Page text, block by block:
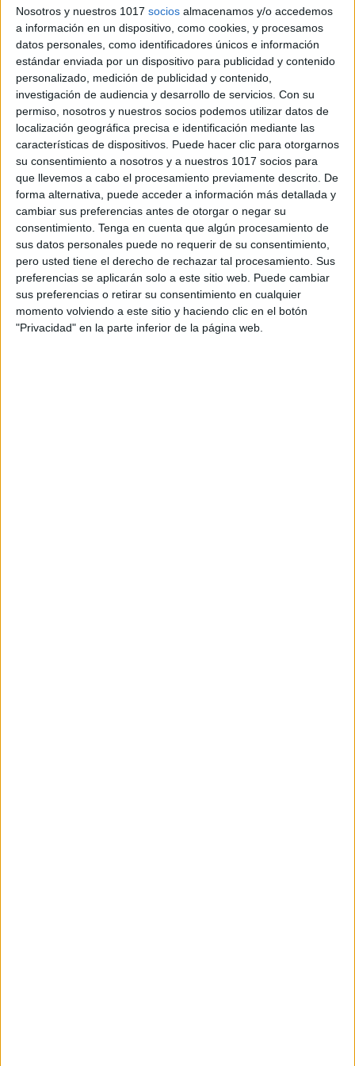
Nosotros y nuestros 1017 socios almacenamos y/o accedemos
a información en un dispositivo, como cookies, y procesamos
datos personales, como identificadores únicos e información
estándar enviada por un dispositivo para publicidad y contenido
personalizado, medición de publicidad y contenido,
investigación de audiencia y desarrollo de servicios. Con su
permiso, nosotros y nuestros socios podemos utilizar datos de
localización geográfica precisa e identificación mediante las
características de dispositivos. Puede hacer clic para otorgarnos
su consentimiento a nosotros y a nuestros 1017 socios para
que llevemos a cabo el procesamiento previamente descrito. De
forma alternativa, puede acceder a información más detallada y
cambiar sus preferencias antes de otorgar o negar su
consentimiento. Tenga en cuenta que algún procesamiento de
sus datos personales puede no requerir de su consentimiento,
pero usted tiene el derecho de rechazar tal procesamiento. Sus
preferencias se aplicarán solo a este sitio web. Puede cambiar
sus preferencias o retirar su consentimiento en cualquier
momento volviendo a este sitio y haciendo clic en el botón
"Privacidad" en la parte inferior de la página web.
del neurodesarrollo común y altamente
heredable que afecta a alrededor del 5-
6% de los niños en todo el mundo [1, 2].
ElTDAHpersiste en la edad adulta en
aproximadamente el 30-50% de los
casos infantiles, dependiendo de la
definición de remisión [3], y la
prevalencia deTDAHen adultos se
estima entre 2.5-4.9% [4]. En las
poblaciones pediátricas elTDAHes
alrededor de 2-3 veces más común en
los niños que en las niñas [5], pero la
proporción entre géneros es bastante
similar en las poblaciones adultas [6].
La genética delTDAH es compleja [7] y
varios genes candidatos se han